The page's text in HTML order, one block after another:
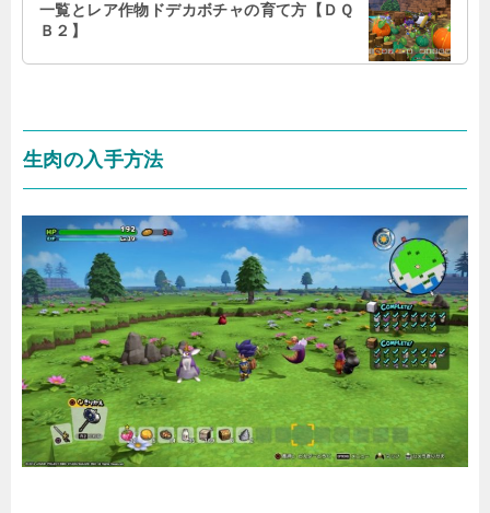
一覧とレア作物ドデカボチャの育て方【ＤＱ
Ｂ２】
生肉の入手方法